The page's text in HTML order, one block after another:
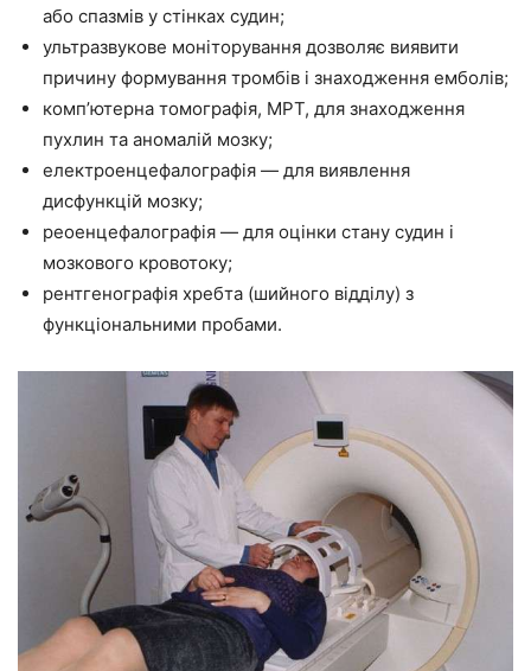
або спазмів у стінках судин;
ультразвукове моніторування дозволяє виявити
причину формування тромбів і знаходження емболів;
комп’ютерна томографія, МРТ, для знаходження
пухлин та аномалій мозку;
електроенцефалографія — для виявлення
дисфункцій мозку;
реоенцефалографія — для оцінки стану судин і
мозкового кровотоку;
рентгенографія хребта (шийного відділу) з
функціональними пробами.